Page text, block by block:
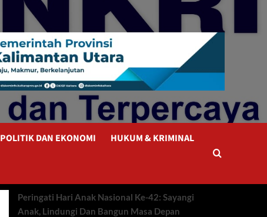
POLITIK DAN EKONOMI HUKUM & KRIMINAL
Peringati Hari Anak Nasional Ke-42: Sayangi
Anak, Lindungi Dan Bangun Masa Depan